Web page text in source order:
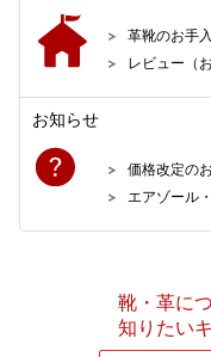
革靴のお手
レビュー（
お知らせ
価格改定の
エアゾール
靴・革に
知りたい